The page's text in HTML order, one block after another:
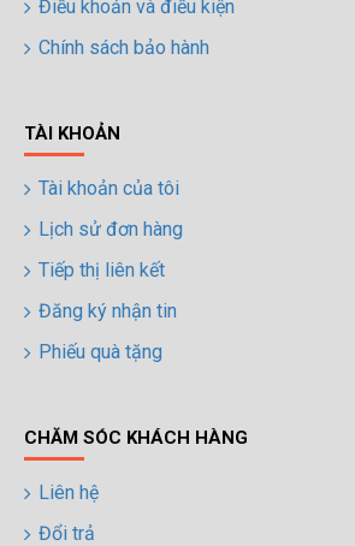
Điều khoản và điều kiện
Chính sách bảo hành
TÀI KHOẢN
Tài khoản của tôi
Lịch sử đơn hàng
Tiếp thị liên kết
Đăng ký nhận tin
Phiếu quà tặng
CHĂM SÓC KHÁCH HÀNG
Liên hệ
Đổi trả